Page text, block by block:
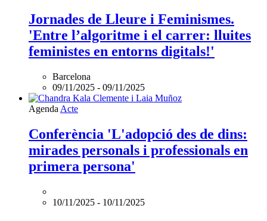
Jornades de Lleure i Feminismes.
'Entre l’algoritme i el carrer: lluites
feministes en entorns digitals!'
Barcelona
09/11/2025 - 09/11/2025
Agenda Acte
Conferència 'L'adopció des de dins:
mirades personals i professionals en
primera persona'
10/11/2025 - 10/11/2025